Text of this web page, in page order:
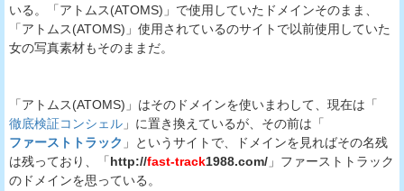
いる。「アトムス(ATOMS)」で使用していたドメインそのまま、
「アトムス(ATOMS)」使用されているのサイトで以前使用していた
女の写真素材もそのままだ。
「アトムス(ATOMS)」はそのドメインを使いまわして、現在は「
徹底検証コンシェル 」に置き換えているが、その前は「
ファーストトラック 」というサイトで、ドメインを見ればその名残
は残っており、「http://fast-track1988.com/ 」ファーストトラック
のドメインを思っている。